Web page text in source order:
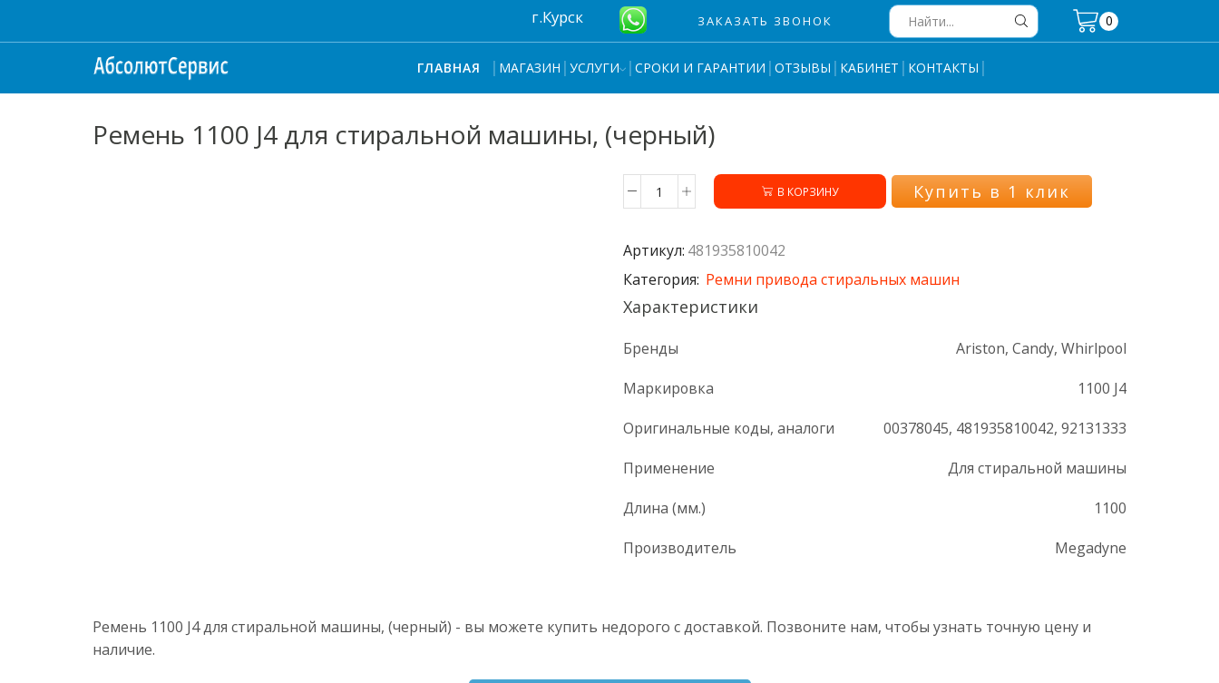
г.Курск ЗАКАЗАТЬ ЗВОНОК
input
0
ГЛАВНАЯ МАГАЗИН УСЛУГИ СРОКИ И ГАРАНТИИ ОТЗЫВЫ КАБИНЕТ КОНТАКТЫ
Ремень 1100 J4 для стиральной машины, (черный)
Количество
1100
для
стиральной
(черный)
В КОРЗИНУ Купить в 1 клик
Артикул: 481935810042
Категория: Ремни привода стиральных машин
Характеристики
Бренды
Ariston, Candy, Whirlpool
Маркировка
1100 J4
Оригинальные коды, аналоги
00378045, 481935810042, 92131333
Применение
Для стиральной машины
Длина (мм.)
1100
Производитель
Megadyne
Ремень 1100 J4 для стиральной машины, (черный) - вы можете купить недорого с доставкой. Позвоните нам, чтобы узнать точную цену и
наличие.